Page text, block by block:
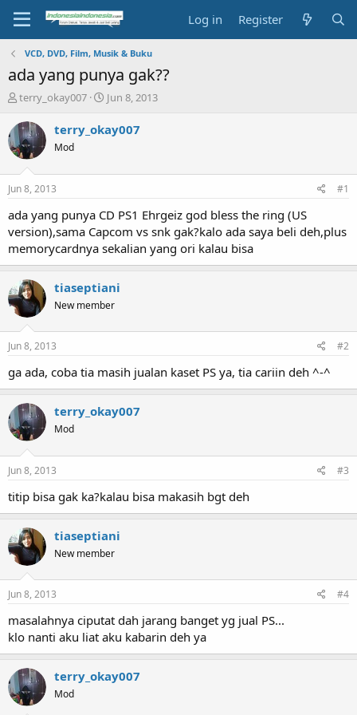
Log in Register
VCD, DVD, Film, Musik & Buku
ada yang punya gak??
T
r
e
a
t
a
t
e
r
terry_okay007
S
a
e
Jun 8, 2013
terry_okay007
Mod
Jun 8, 2013 #1
ada yang punya CD PS1 Ehrgeiz god bless the ring (US
version),sama Capcom vs snk gak?kalo ada saya beli deh,plus
memorycardnya sekalian yang ori kalau bisa
tiaseptiani
New member
Jun 8, 2013 #2
ga ada, coba tia masih jualan kaset PS ya, tia cariin deh ^-^
terry_okay007
Mod
Jun 8, 2013 #3
titip bisa gak ka?kalau bisa makasih bgt deh
tiaseptiani
New member
Jun 8, 2013 #4
masalahnya ciputat dah jarang banget yg jual PS...
klo nanti aku liat aku kabarin deh ya
terry_okay007
Mod